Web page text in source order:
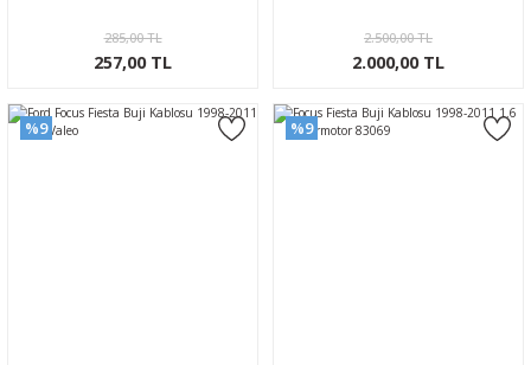
285,00 TL
257,00 TL
2.500,00 TL
2.000,00 TL
%9 %9